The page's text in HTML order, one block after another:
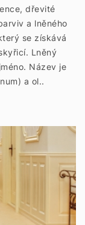
dřevité
a lněného
se získává
Lněný
Název je
a ol..